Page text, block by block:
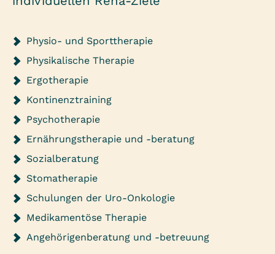
Uroflow
einschließlich Bodyplethysmographie
Schwellkörperinjektionstest (SKIT)
Pad-Test
Labor
medizinisches Blutlabor (klinische
Routineparameter, Tumormarker,
Immunstatus)
Urinlabor (Klinische Routineparameter
und Bakteriologie)
klinisches Labor
Detailliertere laborchemische
Physio- und Sporttherapie
Physikalische Therapie
Ergotherapie
Kontinenztraining
Psychotherapie
Ernährungstherapie und -beratung
Sozialberatung
Stomatherapie
Schulungen der Uro-Onkologie
Medikamentöse Therapie
Angehörigenberatung und -betreuung